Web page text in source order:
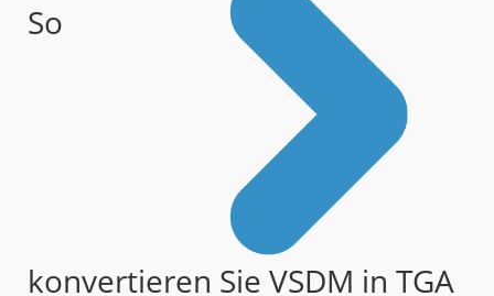
So
konvertieren Sie VSDM in TGA